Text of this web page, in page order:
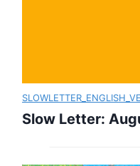
Slow Letter: